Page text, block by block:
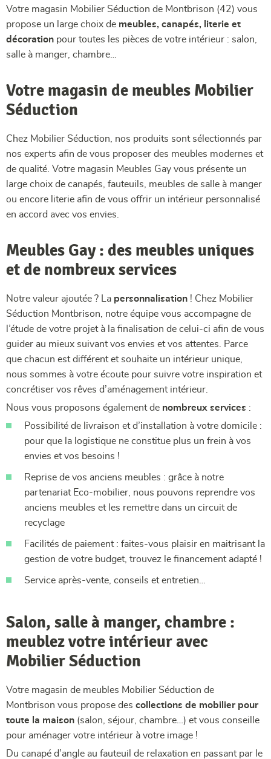
Votre magasin Mobilier Séduction de Montbrison (42) vous
propose un large choix de meubles, canapés, literie et
décoration pour toutes les pièces de votre intérieur : salon,
salle à manger, chambre…
Votre magasin de meubles Mobilier
Séduction
Chez Mobilier Séduction, nos produits sont sélectionnés par
nos experts afin de vous proposer des meubles modernes et
de qualité. Votre magasin Meubles Gay vous présente un
large choix de canapés, fauteuils, meubles de salle à manger
ou encore literie afin de vous offrir un intérieur personnalisé
en accord avec vos envies.
Meubles Gay : des meubles uniques
et de nombreux services
Notre valeur ajoutée ? La personnalisation ! Chez Mobilier
Séduction Montbrison, notre équipe vous accompagne de
l’étude de votre projet à la finalisation de celui-ci afin de vous
guider au mieux suivant vos envies et vos attentes. Parce
que chacun est différent et souhaite un intérieur unique,
nous sommes à votre écoute pour suivre votre inspiration et
concrétiser vos rêves d’aménagement intérieur.
Nous vous proposons également de nombreux services :
Possibilité de livraison et d’installation à votre domicile :
pour que la logistique ne constitue plus un frein à vos
envies et vos besoins !
Reprise de vos anciens meubles : grâce à notre
partenariat Eco-mobilier, nous pouvons reprendre vos
anciens meubles et les remettre dans un circuit de
recyclage
Facilités de paiement : faites-vous plaisir en maitrisant la
gestion de votre budget, trouvez le financement adapté !
Service après-vente, conseils et entretien…
Salon, salle à manger, chambre :
meublez votre intérieur avec
Mobilier Séduction
Votre magasin de meubles Mobilier Séduction de
Montbrison vous propose des collections de mobilier pour
toute la maison (salon, séjour, chambre…) et vous conseille
pour aménager votre intérieur à votre image !
Du canapé d’angle au fauteuil de relaxation en passant par le